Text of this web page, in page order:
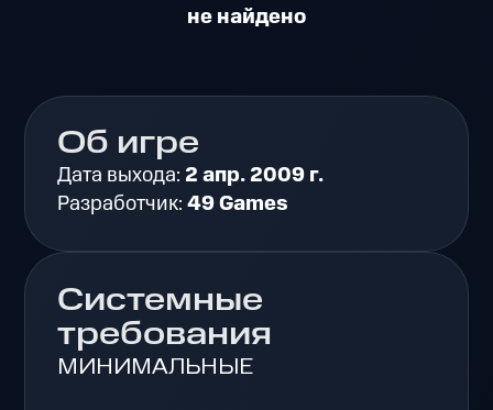
не найдено
Об игре
Дата выхода: 2 апр. 2009 г.
Разработчик:49 Games
Системные
требования
МИНИМАЛЬНЫЕ